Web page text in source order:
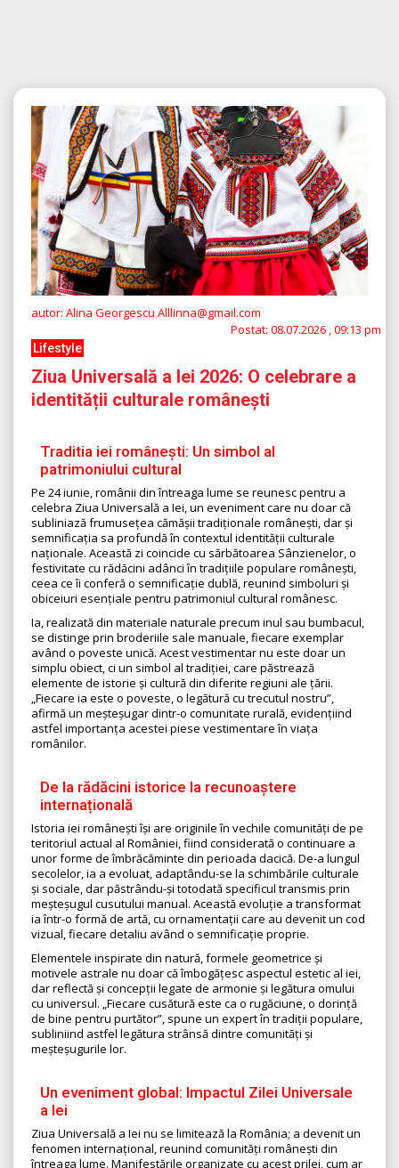
autor: Alina Georgescu Alllinna@gmail.com
Postat: 08.07.2026 , 09:13 pm
Lifestyle
Ziua Universală a Iei 2026: O celebrare a
identității culturale românești
Traditia iei românești: Un simbol al
patrimoniului cultural
Pe 24 iunie, românii din întreaga lume se reunesc pentru a
celebra Ziua Universală a Iei, un eveniment care nu doar că
subliniază frumusețea cămășii tradiționale românești, dar și
semnificația sa profundă în contextul identității culturale
naționale. Această zi coincide cu sărbătoarea Sânzienelor, o
festivitate cu rădăcini adânci în tradițiile populare românești,
ceea ce îi conferă o semnificație dublă, reunind simboluri și
obiceiuri esențiale pentru patrimoniul cultural românesc.
Ia, realizată din materiale naturale precum inul sau bumbacul,
se distinge prin broderiile sale manuale, fiecare exemplar
având o poveste unică. Acest vestimentar nu este doar un
simplu obiect, ci un simbol al tradiției, care păstrează
elemente de istorie și cultură din diferite regiuni ale țării.
„Fiecare ia este o poveste, o legătură cu trecutul nostru”,
afirmă un meșteșugar dintr-o comunitate rurală, evidențiind
astfel importanța acestei piese vestimentare în viața
românilor.
De la rădăcini istorice la recunoaștere
internațională
Istoria iei românești își are originile în vechile comunități de pe
teritoriul actual al României, fiind considerată o continuare a
unor forme de îmbrăcăminte din perioada dacică. De-a lungul
secolelor, ia a evoluat, adaptându-se la schimbările culturale
și sociale, dar păstrându-și totodată specificul transmis prin
meșteșugul cusutului manual. Această evoluție a transformat
ia într-o formă de artă, cu ornamentații care au devenit un cod
vizual, fiecare detaliu având o semnificație proprie.
Elementele inspirate din natură, formele geometrice și
motivele astrale nu doar că îmbogățesc aspectul estetic al iei,
dar reflectă și concepții legate de armonie și legătura omului
cu universul. „Fiecare cusătură este ca o rugăciune, o dorință
de bine pentru purtător”, spune un expert în tradiții populare,
subliniind astfel legătura strânsă dintre comunități și
meșteșugurile lor.
Un eveniment global: Impactul Zilei Universale
a Iei
Ziua Universală a Iei nu se limitează la România; a devenit un
fenomen internațional, reunind comunități românești din
întreaga lume. Manifestările organizate cu acest prilej, cum ar